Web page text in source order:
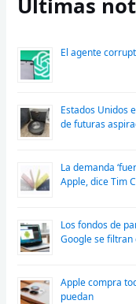
Últimas
El agente
Estados Unidos
de futuras
La demanda
Apple, dice Tim
Los fondos de
Google se filtran
Apple compra
puedan